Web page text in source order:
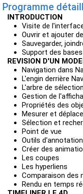
Programme
INTRODUCTION
Visite de
Ouvrir et ajouter
Sauvegarder,
Support des
REVISION D'UN
Navigation dans
L'engin derrière
L'arbre de
Gestion de
Propriétés des
Mesurer et
Sélection et
Point de vue
Outils
Créer des
Les coupes
Les hyperliens
Comparaison des
Rendu en temps